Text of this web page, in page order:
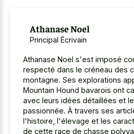
Athanase Noel
Principal Écrivain
Athanase Noel s'est imposé
respecté dans le créneau des
montagne. Ses explorations
Mountain Hound bavarois ont
avec leurs idées détaillées et
passionnée. À travers ses
l'histoire, l'élevage et les
de cette race de chasse